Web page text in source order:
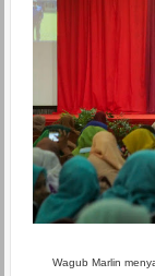
Wagub Marlin